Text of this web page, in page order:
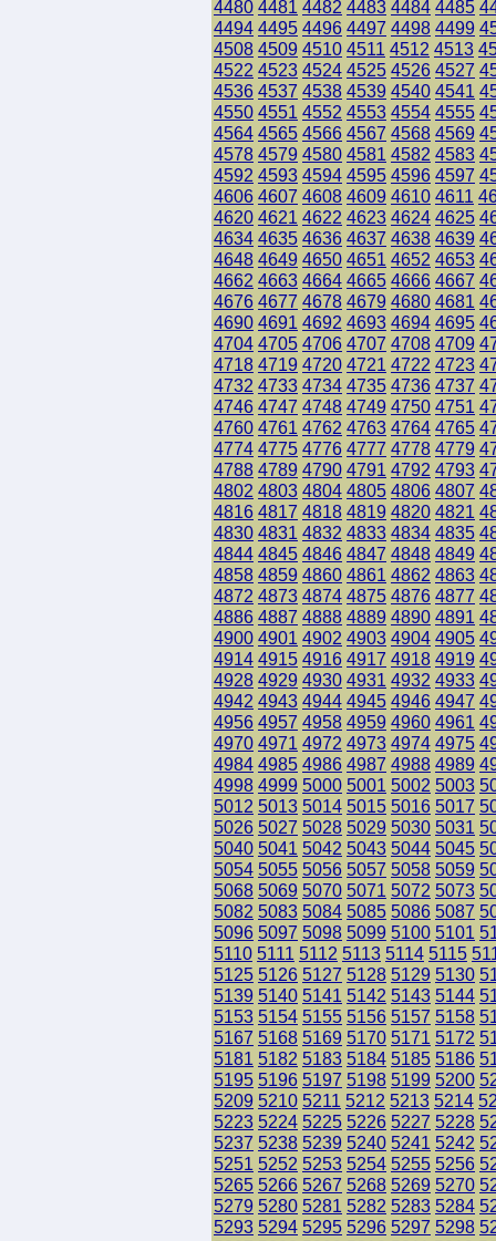
4480 4481 4482 4483 4484 4485
4494 4495 4496 4497 4498 4499
4508 4509 4510 4511 4512 4513
4522 4523 4524 4525 4526 4527
4536 4537 4538 4539 4540 4541
4550 4551 4552 4553 4554 4555
4564 4565 4566 4567 4568 4569
4578 4579 4580 4581 4582 4583
4592 4593 4594 4595 4596 4597
4606 4607 4608 4609 4610 4611
4620 4621 4622 4623 4624 4625
4634 4635 4636 4637 4638 4639
4648 4649 4650 4651 4652 4653
4662 4663 4664 4665 4666 4667
4676 4677 4678 4679 4680 4681
4690 4691 4692 4693 4694 4695
4704 4705 4706 4707 4708 4709
4718 4719 4720 4721 4722 4723
4732 4733 4734 4735 4736 4737
4746 4747 4748 4749 4750 4751
4760 4761 4762 4763 4764 4765
4774 4775 4776 4777 4778 4779
4788 4789 4790 4791 4792 4793
4802 4803 4804 4805 4806 4807
4816 4817 4818 4819 4820 4821
4830 4831 4832 4833 4834 4835
4844 4845 4846 4847 4848 4849
4858 4859 4860 4861 4862 4863
4872 4873 4874 4875 4876 4877
4886 4887 4888 4889 4890 4891
4900 4901 4902 4903 4904 4905
4914 4915 4916 4917 4918 4919
4928 4929 4930 4931 4932 4933
4942 4943 4944 4945 4946 4947
4956 4957 4958 4959 4960 4961
4970 4971 4972 4973 4974 4975
4984 4985 4986 4987 4988 4989
4998 4999 5000 5001 5002 5003
5012 5013 5014 5015 5016 5017
5026 5027 5028 5029 5030 5031
5040 5041 5042 5043 5044 5045
5054 5055 5056 5057 5058 5059
5068 5069 5070 5071 5072 5073
5082 5083 5084 5085 5086 5087
5096 5097 5098 5099 5100 5101
5110 5111 5112 5113 5114 5115
5125 5126 5127 5128 5129 5130
5139 5140 5141 5142 5143 5144
5153 5154 5155 5156 5157 5158
5167 5168 5169 5170 5171 5172
5181 5182 5183 5184 5185 5186
5195 5196 5197 5198 5199 5200
5209 5210 5211 5212 5213 5214
5223 5224 5225 5226 5227 5228
5237 5238 5239 5240 5241 5242
5251 5252 5253 5254 5255 5256
5265 5266 5267 5268 5269 5270
5279 5280 5281 5282 5283 5284
5293 5294 5295 5296 5297 5298